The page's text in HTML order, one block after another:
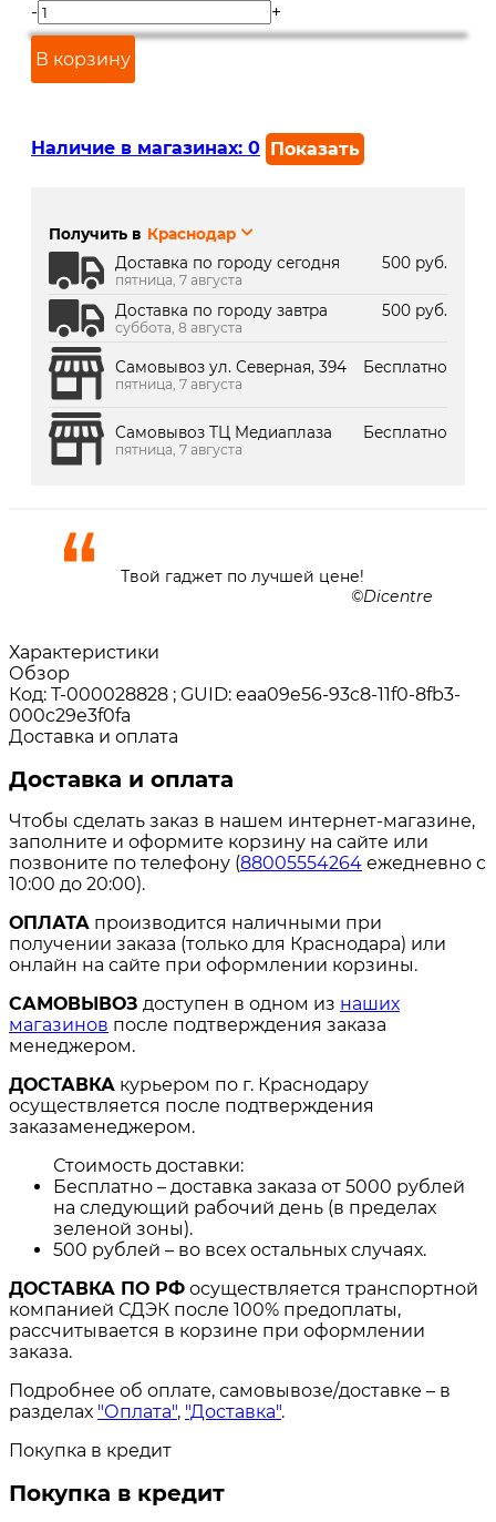
- +
В корзину
Наличие в магазинах: 0 Показать
г. Краснодар, ТК Медиаплаза:
Получить в Краснодар
Доставка по городу сегодня
500 руб.
пятница, 7 августа
Доставка по городу завтра 500 руб.
суббота, 8 августа
Самовывоз ул. Северная, 394 Бесплатно
пятница, 7 августа
Самовывоз ТЦ Медиаплаза Бесплатно
пятница, 7 августа
Твой гаджет по лучшей цене!
Dicentre
Характеристики
Обзор
Код: Т-000028828 ; GUID: eaa09e56-93c8-11f0-8fb3-
000c29e3f0fa
Доставка и оплата
Доставка и оплата
Чтобы сделать заказ в нашем интернет-магазине,
заполните и оформите корзину на сайте или
позвоните по телефону (88005554264 ежедневно с
10:00 до 20:00).
ОПЛАТА производится наличными при
получении заказа (только для Краснодара) или
онлайн на сайте при оформлении корзины.
САМОВЫВОЗ доступен в одном из наших
магазинов после подтверждения заказа
менеджером.
ДОСТАВКА курьером по г. Краснодару
осуществляется после подтверждения
заказаменеджером.
Стоимость доставки:
Бесплатно – доставка заказа от 5000 рублей
на следующий рабочий день (в пределах
зеленой зоны).
500 рублей – во всех остальных случаях.
ДОСТАВКА ПО РФ осуществляется транспортной
компанией СДЭК после 100% предоплаты,
рассчитывается в корзине при оформлении
заказа.
Подробнее об оплате, самовывозе/доставке – в
разделах "Оплата", "Доставка".
Покупка в кредит
Покупка в кредит